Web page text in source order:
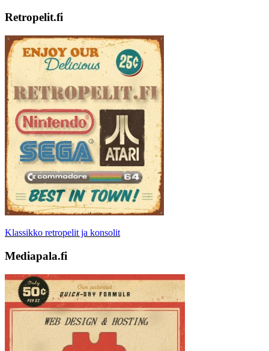
Retropelit.fi
Klassikko retropelit ja konsolit
Mediapala.fi